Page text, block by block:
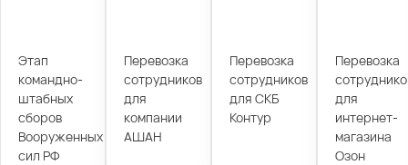
Этап
командно-
штабных
сборов
Вооруженных
сил РФ
Перевозка
сотрудников
для
компании
АШАН
Перевозка
сотрудников
для СКБ
Контур
Перевозка
для
интернет-
магазина
Озон